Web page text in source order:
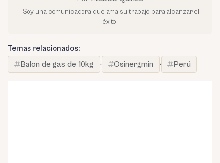
¡Soy una comunicadora que ama su trabajo para alcanzar el
éxito!
Temas relacionados:
Balon de gas de 10kg
· Osinergmin · Perú